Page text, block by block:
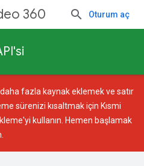
360 Oturum aç
fazla kaynak eklemek ve satır
sürenizi kısaltmak için Kısmi
'yi kullanın. Hemen başlamak